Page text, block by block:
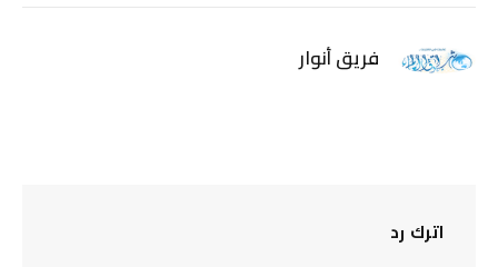
فريق أنوار
اترك رد